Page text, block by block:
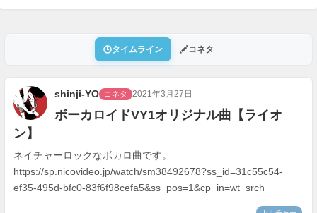
タイムライン コネタ